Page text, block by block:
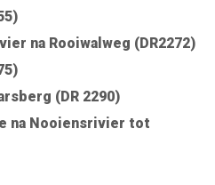
na Rooiwalweg (DR2272)
(DR 2290)
na Nooiensrivier tot